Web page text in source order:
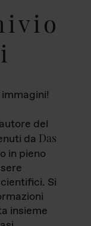
del
da Das
in pieno
Si
insieme